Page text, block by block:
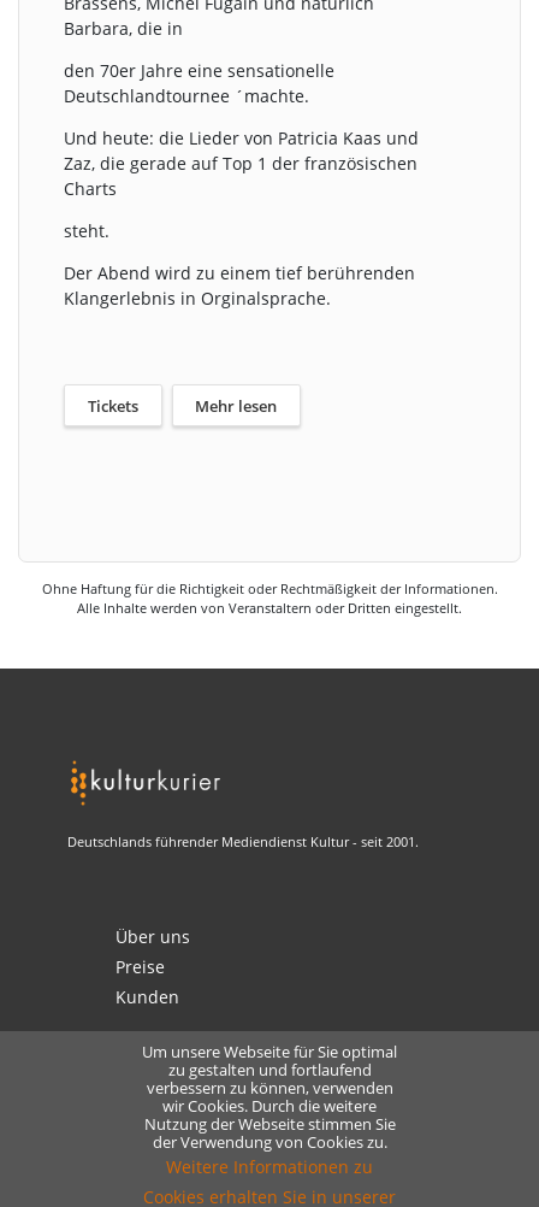
Barbara, die in
den 70er Jahre eine sensationelle
Deutschlandtournee ´machte.
Und heute: die Lieder von Patricia Kaas und
Zaz, die gerade auf Top 1 der französischen
Charts
steht.
Der Abend wird zu einem tief berührenden
Klangerlebnis in Orginalsprache.
Tickets Mehr lesen
Ohne Haftung für die Richtigkeit oder Rechtmäßigkeit der Informationen.
Alle Inhalte werden von Veranstaltern oder Dritten eingestellt.
Deutschlands führender Mediendienst Kultur - seit 2001.
Über uns
Preise
Kunden
Kontakt
Datenschutz
Lizensierung
Um unsere Webseite für Sie optimal
zu gestalten und fortlaufend
verbessern zu können, verwenden
wir Cookies. Durch die weitere
Nutzung der Webseite stimmen Sie
der Verwendung von Cookies zu.
Weitere Informationen zu
Cookies erhalten Sie in unserer